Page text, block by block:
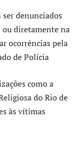
denunciados
ou diretamente na
ocorrências pela
de Polícia
como a
do Rio de
às vítimas